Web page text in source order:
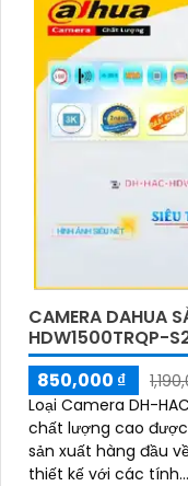
CAMERA DAHUA
HDW1500TRQP-
850,000 ₫
Loại Camera DH-
chất lượng cao
sản xuất hàng đầu về thiết bị
thiết kế với các tính...